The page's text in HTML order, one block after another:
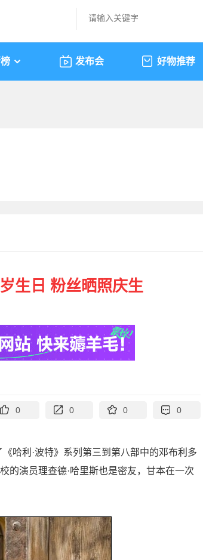
发布会 好物推荐
生日 粉丝晒照庆生
0 0 0 0
哈利·波特》系列第三到第八部中的邓布利多
的演员理查德·哈里斯也是密友，甘本在一次